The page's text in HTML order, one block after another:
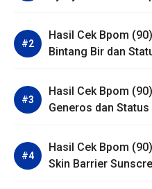
Hasil Cek Bpom
Bintang Bir dan
Hasil Cek Bpom
Generos dan Status
Hasil Cek Bpom
Skin Barrier